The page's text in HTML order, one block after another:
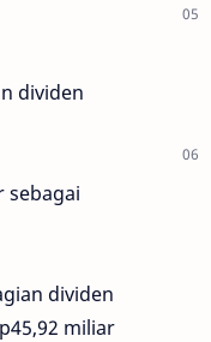
dividen
sebagai
dividen
miliar